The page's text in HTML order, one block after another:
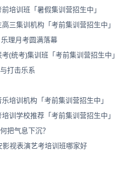
培训班「暑假集训营招生中」
三集训机构「考前集训营招生中」
理月考圆满落幕
(统考)集训班「考前集训营招生中」
打击乐系
培训机构「考前集训营招生中」
训学校推荐「考前集训营招生中」
把气息下沉？
视表演艺考培训班哪家好